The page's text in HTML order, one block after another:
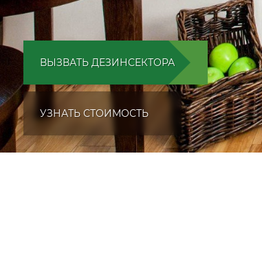
ВЫЗВАТЬ ДЕЗИНСЕКТОРА
УЗНАТЬ СТОИМОСТЬ